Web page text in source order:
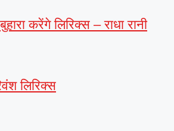
करेंगे लिरिक्स – राधा रानी
लिरिक्स